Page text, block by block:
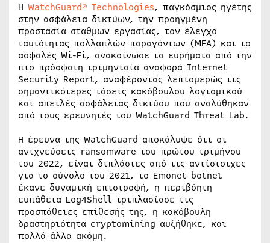
Η WatchGuard® Technologies, παγκόσμιος ηγέτης
στην ασφάλεια δικτύων, την προηγμένη
προστασία σταθμών εργασίας, τον έλεγχο
ταυτότητας πολλαπλών παραγόντων (MFA) και το
ασφαλές Wi-Fi, ανακοίνωσε τα ευρήματα από την
πιο πρόσφατη τριμηνιαία αναφορά Internet
Security Report, αναφέροντας λεπτομερώς τις
σημαντικότερες τάσεις κακόβουλου λογισμικού
και απειλές ασφάλειας δικτύου που αναλύθηκαν
από τους ερευνητές του WatchGuard Threat Lab.
Η έρευνα της WatchGuard αποκάλυψε ότι οι
ανιχνεύσεις ransomware του πρώτου τριμήνου
του 2022, είναι διπλάσιες από τις αντίστοιχες
για το σύνολο του 2021, το Emonet botnet
έκανε δυναμική επιστροφή, η περιβόητη
ευπάθεια Log4Shell τριπλασίασε τις
προσπάθειες επίθεσής της, η κακόβουλη
δραστηριότητα cryptomining αυξήθηκε, και
πολλά άλλα ακόμη.